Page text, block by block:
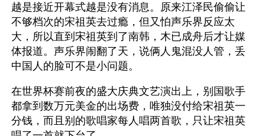
越是接近开幕式越是没有消息。原来江泽民偷偷让
不够档次的宋祖英去过瘾，但又怕声乐界反应太
大，所以直到宋祖英到了南韩，木已成舟后才让媒
体报道。声乐界闹翻了天，说俩人鬼混没人管，丢
中国人的脸可不是小问题。
在世界杯赛前夜的盛大庆典文艺演出上，别国歌手
都拿到数万元美金的出场费，唯独没付给宋祖英一
分钱，而且别的歌唱家每人唱两首歌，只让宋祖英